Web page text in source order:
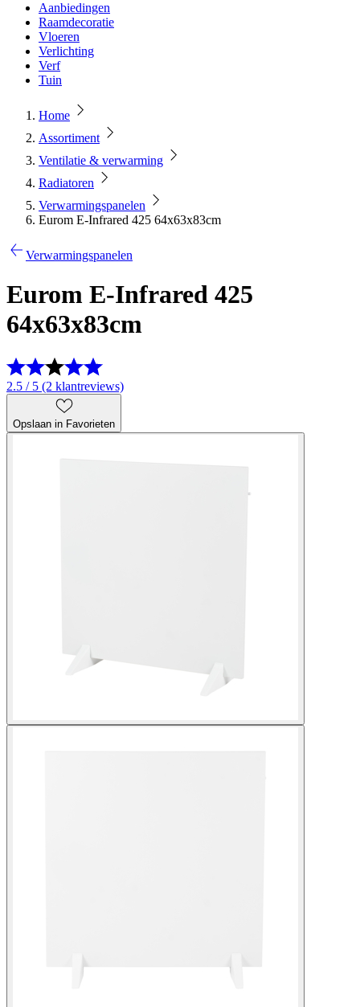
Aanbiedingen
Raamdecoratie
Vloeren
Verlichting
Verf
Tuin
Home
Assortiment
Ventilatie & verwarming
Radiatoren
Verwarmingspanelen
Eurom E-Infrared 425 64x63x83cm
Verwarmingspanelen
Eurom E-Infrared 425
64x63x83cm
2.5 / 5 (2 klantreviews)
Opslaan in Favorieten